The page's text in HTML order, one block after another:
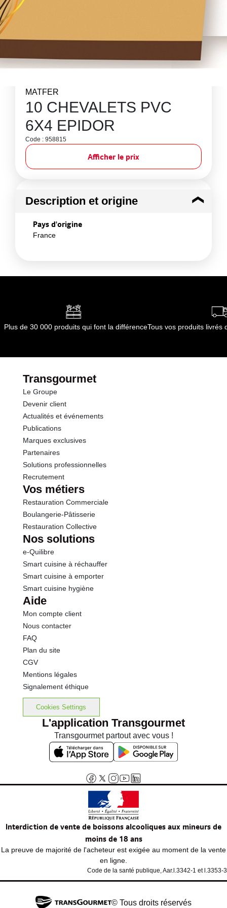
MATFER
10 CHEVALETS PVC
6X4 EPIDOR
Code : 958815
Afficher le prix
Description et origine
Pays d'origine
France
Plus de 30 000 produits qui font la différenceTous vos produits livrés
Transgourmet
Le Groupe
Devenir client
Actualités et événements
Publications
Marques exclusives
Partenaires
Solutions professionnelles
Recrutement
Vos métiers
Restauration Commerciale
Boulangerie-Pâtisserie
Restauration Collective
Nos solutions
e-Quilibre
Smart cuisine à réchauffer
Smart cuisine à emporter
Smart cuisine hygiène
Aide
Mon compte client
Nous contacter
FAQ
Plan du site
CGV
Mentions légales
Signalement éthique
Cookies Settings
L'application Transgourmet
Transgourmet partout avec vous !
Interdiction de vente de boissons alcooliques aux mineurs de
moins de 18 ans
La preuve de majorité de l'acheteur est exigée au moment de la vente
en ligne.
Code de la santé publique, Aar.l.3342-1 et l.3353-3
© Tous droits réservés